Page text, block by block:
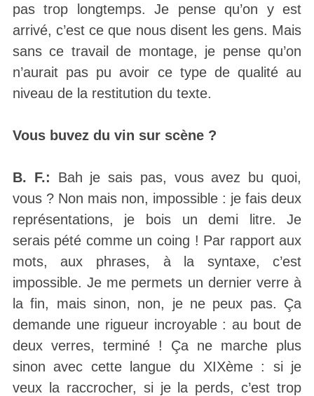
pas trop longtemps. Je pense qu’on y est
arrivé, c’est ce que nous disent les gens. Mais
sans ce travail de montage, je pense qu’on
n’aurait pas pu avoir ce type de qualité au
niveau de la restitution du texte.
Vous buvez du vin sur scène ?
B. F.: Bah je sais pas, vous avez bu quoi,
vous ? Non mais non, impossible : je fais deux
représentations, je bois un demi litre. Je
serais pété comme un coing ! Par rapport aux
mots, aux phrases, à la syntaxe, c’est
impossible. Je me permets un dernier verre à
la fin, mais sinon, non, je ne peux pas. Ça
demande une rigueur incroyable : au bout de
deux verres, terminé ! Ça ne marche plus
sinon avec cette langue du XIXème : si je
veux la raccrocher, si je la perds, c’est trop